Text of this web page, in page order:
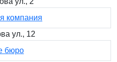
компания
ул., 12
бюро